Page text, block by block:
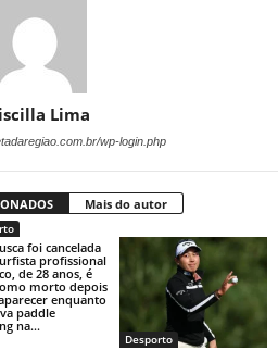
Lima
wp-login.php
Mais do autor
foi cancelada
profissional
de 28 anos, é
morto depois
enquanto
paddle
na...
Desporto